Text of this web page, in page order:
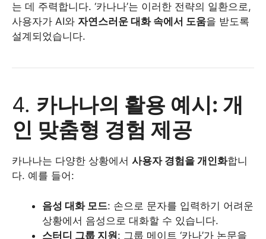
는 데 주력합니다. ‘카나나’는 이러한 전략의 일환으로,
사용자가 AI와 자연스러운 대화 속에서 도움을 받도록
설계되었습니다.
4. 카나나의 활용 예시: 개
인 맞춤형 경험 제공
카나나는 다양한 상황에서 사용자 경험을 개인화합니
다. 예를 들어:
음성 대화 모드: 손으로 문자를 입력하기 어려운
상황에서 음성으로 대화할 수 있습니다.
스터디 그룹 지원: 그룹 메이트 ‘카나’가 논문을